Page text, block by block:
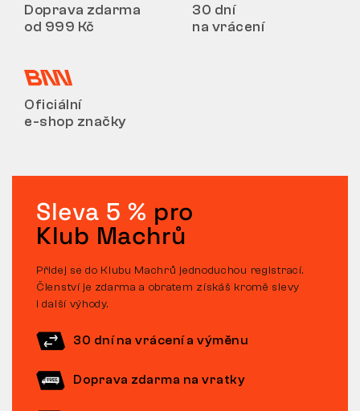
Doprava zdarma
od 999 Kč
30 dní
na vrácení
Oficiální
e-shop značky
Sleva 5 % pro
Klub Machrů
Přidej se do Klubu Machrů jednoduchou registrací.
Členství je zdarma a obratem získáš kromě slevy
i další výhody.
30 dní na vrácení a výměnu
Doprava zdarma na vratky